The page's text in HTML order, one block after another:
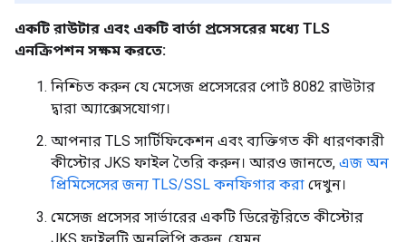
একটি রাউটার এবং একটি বার্তা প্রসেসরের মধ্যে TLS
এনক্রিপশন সক্ষম করতে:
নিশ্চিত করুন যে মেসেজ প্রসেসরের পোর্ট 8082 রাউটার
দ্বারা অ্যাক্সেসযোগ্য।
আপনার TLS সার্টিফিকেশন এবং ব্যক্তিগত কী ধারণকারী
কীস্টোর JKS ফাইল তৈরি করুন। আরও জানতে, এজ অন
প্রিমিসেসের জন্য TLS/SSL কনফিগার করা দেখুন।
মেসেজ প্রসেসর সার্ভারের একটি ডিরেক্টরিতে কীস্টোর